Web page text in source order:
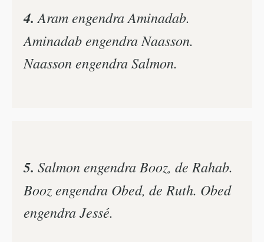
4. Aram engendra Aminadab.
Aminadab engendra Naasson.
Naasson engendra Salmon.
5. Salmon engendra Booz, de Rahab.
Booz engendra Obed, de Ruth. Obed
engendra Jessé.